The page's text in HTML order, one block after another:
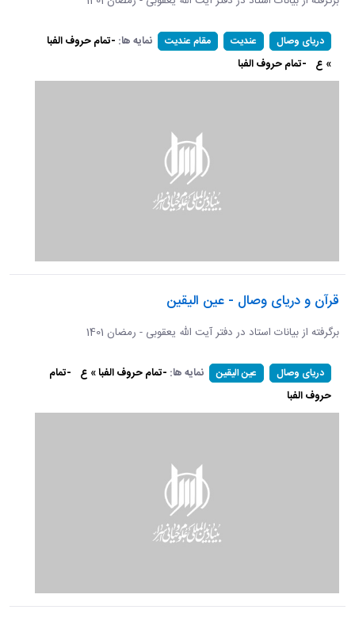
دریای وصال عندیت مقام عندیت نمایه ها: -تمام حروف الفبا
» ع -تمام حروف الفبا
قرآن و دریای وصال - عین الیقین
برگرفته از بیانات استاد در دفتر آیت الله یعقوبی - رمضان 1401
دریای وصال عین الیقین نمایه ها: -تمام حروف الفبا » ع -تمام
حروف الفبا